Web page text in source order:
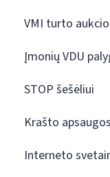
VMI turto
Įmonių VDU
STOP šešėliui
Krašto
Interneto